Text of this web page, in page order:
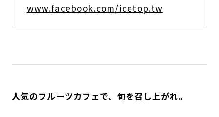
www.facebook.com/icetop.tw
人気のフルーツカフェで、旬を召し上がれ。